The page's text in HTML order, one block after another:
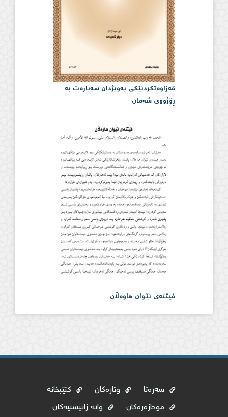
قەزاوەتكردنێكی بەویژدان سەبارەت بە
ڕۆژووی شەمان
فیتنەی نێوان هاوەڵان
سەرەتا وتارەکان
کتێبخانە
موحازەرەکان
وانە زانیستیەکان